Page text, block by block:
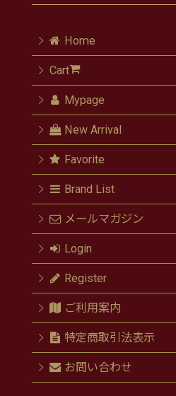
Home
Cart
Mypage
New Arrival
Favorite
Brand List
メールマガジン
Login
Register
ご利用案内
特定商取引法表示
お問い合わせ